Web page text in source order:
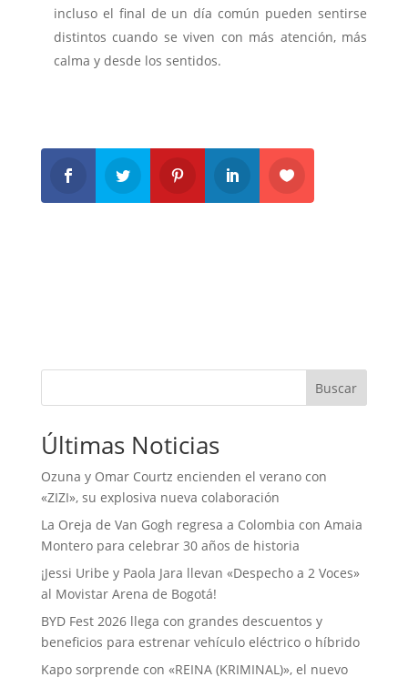
incluso el final de un día común pueden sentirse
distintos cuando se viven con más atención, más
calma y desde los sentidos.
Buscar
Últimas Noticias
Ozuna y Omar Courtz encienden el verano con
«ZIZI», su explosiva nueva colaboración
La Oreja de Van Gogh regresa a Colombia con Amaia
Montero para celebrar 30 años de historia
¡Jessi Uribe y Paola Jara llevan «Despecho a 2 Voces»
al Movistar Arena de Bogotá!
BYD Fest 2026 llega con grandes descuentos y
beneficios para estrenar vehículo eléctrico o híbrido
Kapo sorprende con «REINA (KRIMINAL)», el nuevo